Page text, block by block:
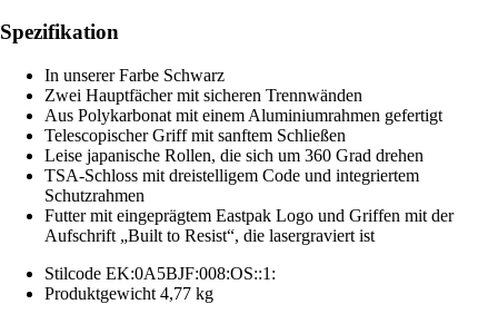
Spezifikation
In unserer Farbe Schwarz
Zwei Hauptfächer mit sicheren Trennwänden
Aus Polykarbonat mit einem Aluminiumrahmen gefertigt
Telescopischer Griff mit sanftem Schließen
Leise japanische Rollen, die sich um 360 Grad drehen
TSA-Schloss mit dreistelligem Code und integriertem
Schutzrahmen
Futter mit eingeprägtem Eastpak Logo und Griffen mit der
Aufschrift „Built to Resist“, die lasergraviert ist
Stilcode EK:0A5BJF:008:OS::1:
Produktgewicht 4,77 kg